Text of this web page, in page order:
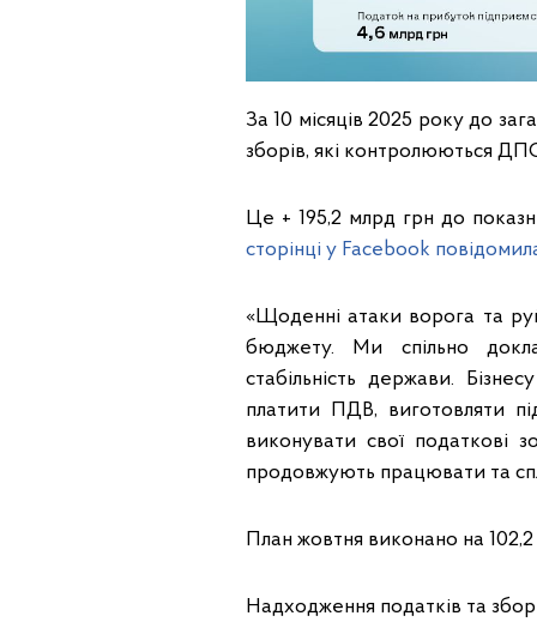
За 10 місяців 2025 року до
зборів, які контролюються
Це + 195,2 млрд грн до
сторінці у Facebook
«Щоденні атаки ворога та
бюджету. Ми спільно
стабільність держави.
платити ПДВ, виготовляти
виконувати свої податкові
продовжують працювати та
План жовтня виконано на
Надходження податків та